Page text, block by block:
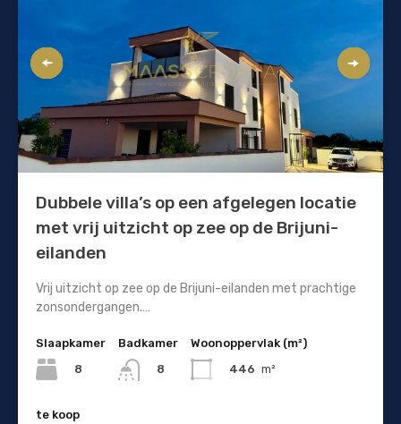
Dubbele villa’s op een afgelegen locatie
met vrij uitzicht op zee op de Brijuni-
eilanden
Vrij uitzicht op zee op de Brijuni-eilanden met prachtige
zonsondergangen.…
Slaapkamer
8
Badkamer
8
Woonoppervlak (m²)
446 m²
te koop